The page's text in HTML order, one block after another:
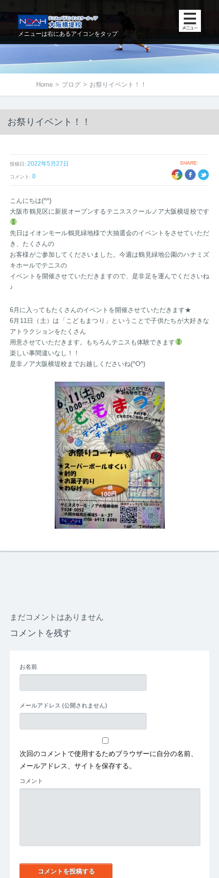
メニューは右にあるアイコンをタップ
Home > ブログ > お祭りイベント！！
お祭りイベント！！
SHARE:
TWITTER
投稿日: 2022年5月27日
コメント: 0
こんにちは(^^)
大阪市鶴見区に新規オープンするテニススクールノア大阪横堤校です
先日はイオンモール鶴見緑地様で大抽選会のイベントをさせていただ
き、たくさんの
お客様がご参加してくださいました。今週は鶴見緑地公園のハナミズ
キホールでテニスの
イベントを開催させていただきますので、是非足を運んでくださいね
♪
6月に入ってもたくさんのイベントを開催させていただきます★
6月11日（土）は「こどもまつり」ということで子供たちが大好きな
アトラクションをたくさん
用意させていただきます。もちろんテニスも体験できます
楽しい事間違いなし！！
是非ノア大阪横堤校までお越しくださいね(^O^)
まだコメントはありません
コメントを残す
お名前
メールアドレス (公開されません)
次回のコメントで使用するためブラウザーに自分の名前、
メールアドレス、サイトを保存する。
コメント